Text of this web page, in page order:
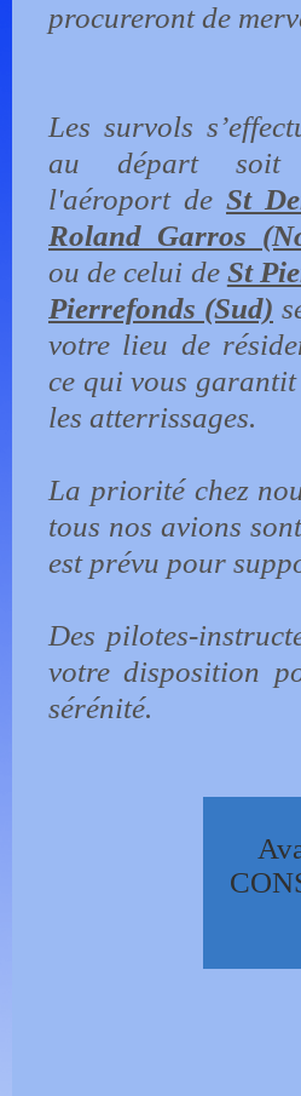
procureront de
Les survols
au départ soit
l'aéroport de St
Roland Garros
ou de celui de St
Pierrefonds (Sud)
votre lieu de
ce qui vous
les atterrissages.
La priorité chez
tous nos avions
est prévu pour
Des pilotes-
votre disposition
sérénité.